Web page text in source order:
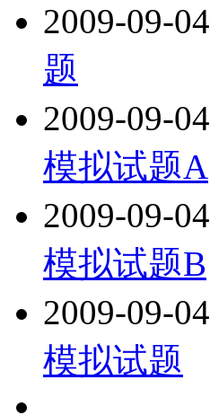
2009-09-04
题
2009-09-04
模拟试题A
2009-09-04
模拟试题B
2009-09-04
模拟试题